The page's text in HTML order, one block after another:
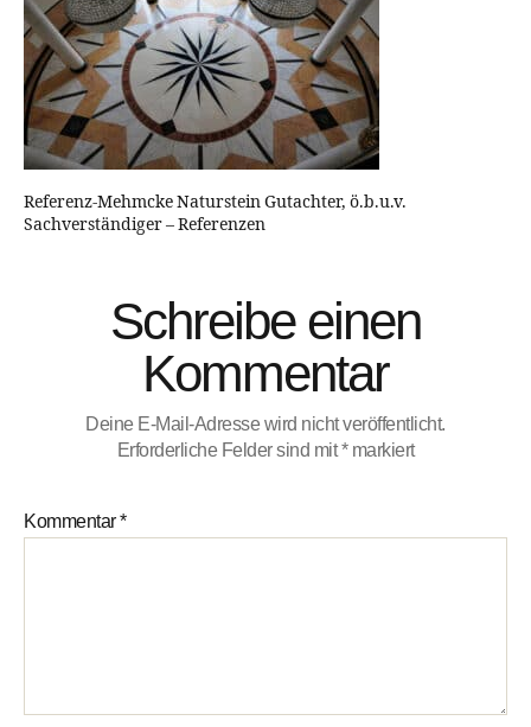
Referenz-Mehmcke Naturstein Gutachter, ö.b.u.v.
Sachverständiger – Referenzen
Schreibe einen
Kommentar
Deine E-Mail-Adresse wird nicht veröffentlicht.
Erforderliche Felder sind mit*markiert
Kommentar*